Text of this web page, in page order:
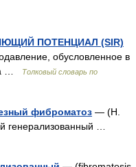
ПОТЕНЦИАЛ (SIR)
обусловленное в
…
Толковый словарь по
фиброматоз — (Н.
генерализованный …